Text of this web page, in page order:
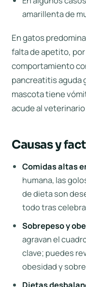
amarillenta de
En gatos
falta de apetito,
comportamiento
pancreatitis aguda
mascota tiene
acude al
Causas y
Comidas altas
humana, las
de dieta son
todo tras
Sobrepeso y
agravan el
clave; puedes
obesidad y